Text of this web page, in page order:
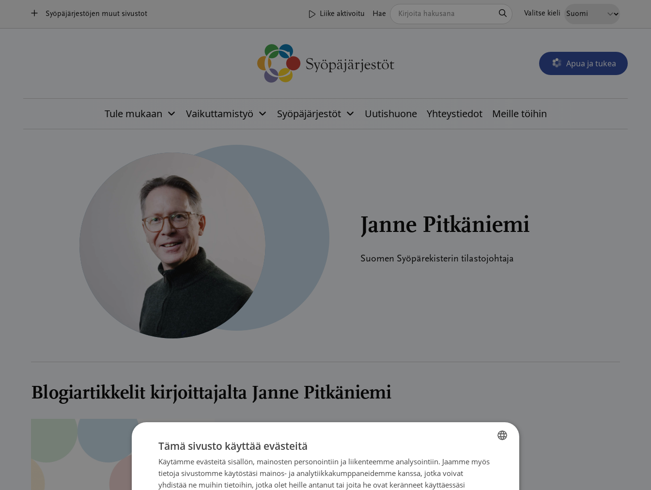
sisältöön
Syöpäjärjestöjen muut sivustot Liike aktivoitu Hae Valitse kieli
Apua ja tukea
Avautuu uudessa
Tule mukaan Vaikuttamistyö Syöpäjärjestöt Uutishuone Yhteystiedot Meille töihin
Janne Pitkäniemi
Suomen Syöpärekisterin tilastojohtaja
Blogiartikkelit kirjoittajalta Janne Pitkäniemi
FINNISH
Tämä sivusto käyttää evästeitä
Käytämme evästeitä sisällön, mainosten personointiin ja liikenteemme analysointiin. Jaamme myös
tietoja sivustomme käytöstäsi mainos- ja analytiikkakumppaneidemme kanssa, jotka voivat
yhdistää ne muihin tietoihin, jotka olet heille antanut tai joita he ovat keränneet käyttäessäsi